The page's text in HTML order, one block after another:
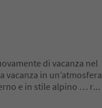
di vacanza nel
vacanza in un’atmosfera
e in stile alpino … r...